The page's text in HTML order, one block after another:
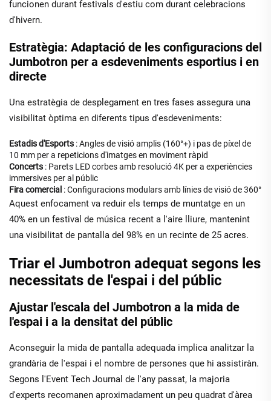
funcionen durant festivals d'estiu com durant celebracions
d'hivern.
Estratègia: Adaptació de les configuracions del
Jumbotron per a esdeveniments esportius i en
directe
Una estratègia de desplegament en tres fases assegura una
visibilitat òptima en diferents tipus d'esdeveniments:
Estadis d'Esports : Angles de visió amplis (160°+) i pas de píxel de
10 mm per a repeticions d'imatges en moviment ràpid
Concerts : Parets LED corbes amb resolució 4K per a experiències
immersives per al públic
Fira comercial : Configuracions modulars amb línies de visió de 360°
Aquest enfocament va reduir els temps de muntatge en un
40% en un festival de música recent a l'aire lliure, mantenint
una visibilitat de pantalla del 98% en un recinte de 25 acres.
Triar el Jumbotron adequat segons les
necessitats de l'espai i del públic
Ajustar l'escala del Jumbotron a la mida de
l'espai i a la densitat del públic
Aconseguir la mida de pantalla adequada implica analitzar la
grandària de l'espai i el nombre de persones que hi assistiràn.
Segons l'Event Tech Journal de l'any passat, la majoria
d'experts recomanen aproximadament un peu quadrat d'àrea